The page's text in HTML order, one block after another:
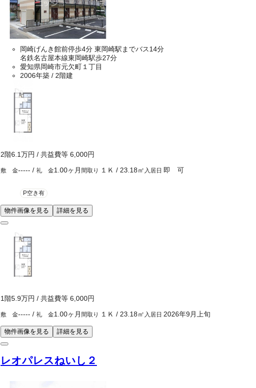
岡崎げんき館前停歩4分 東岡崎駅までバス14分
名鉄名古屋本線東岡崎駅歩27分
愛知県岡崎市元欠町１丁目
2006年築 / 2階建
2階6.1万円 / 共益費等 6,000円
敷 金----- / 礼 金1.00ヶ月 間取り １Ｋ / 23.18㎡ 入居日 即 可
P空き有
物件画像を見る 詳細を見る
1 階5.9万円 / 共益費等 6,000円
敷 金----- / 礼 金1.00ヶ月 間取り １Ｋ / 23.18㎡ 入居日 2026年9月上旬
物件画像を見る 詳細を見る
レオパレスねいし２